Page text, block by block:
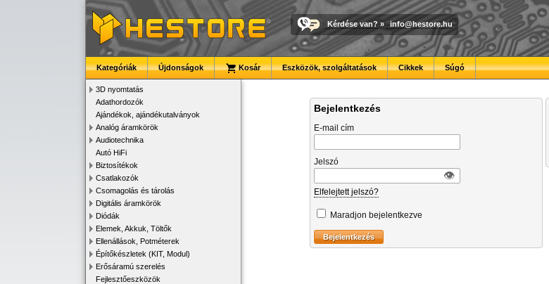
Kérdése van? » info@hestore.hu
Kategóriák Újdonságok Kosár Eszközök, szolgáltatások Cikkek Súgó
3D nyomtatás
Adathordozók
Ajándékok, ajándékutalványok
Analóg áramkörök
Audiotechnika
Autó HiFi
Biztosítékok
Csatlakozók
Csomagolás és tárolás
Digitális áramkörök
Diódák
Elemek, Akkuk, Töltők
Ellenállások, Potméterek
Építőkészletek (KIT, Modul)
Erősáramú szerelés
Fejlesztőeszközök
Bejelentkezés
E-mail cím
Jelszó
👁︎
Elfelejtett jelszó?
Maradjon bejelentkezve